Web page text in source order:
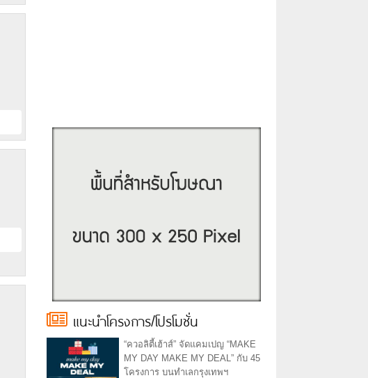
แนะนำโครงการ/โปรโมชั่น
“ควอลิตี้เฮ้าส์” จัดแคมเปญ “MAKE
MY DAY MAKE MY DEAL” กับ 45
โครงการ บนทำเลกรุงเทพฯ